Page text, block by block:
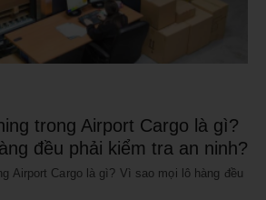
trong Airport Cargo là gì?
đều phải kiểm tra an ninh?
Airport Cargo là gì? Vì sao mọi lô hàng đều